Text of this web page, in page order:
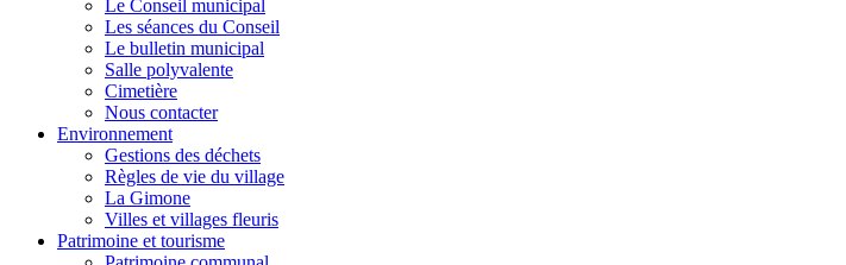
Le Conseil municipal
Les séances du Conseil
Le bulletin municipal
Salle polyvalente
Cimetière
Nous contacter
Environnement
Gestions des déchets
Règles de vie du village
La Gimone
Villes et villages fleuris
Patrimoine et tourisme